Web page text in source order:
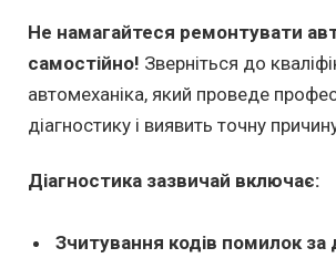
Не намагайтеся ремонтувати
самостійно! Зверніться до
автомеханіка, який проведе
діагностику і виявить точну
Діагностика зазвичай включає:
Зчитування кодів помилок